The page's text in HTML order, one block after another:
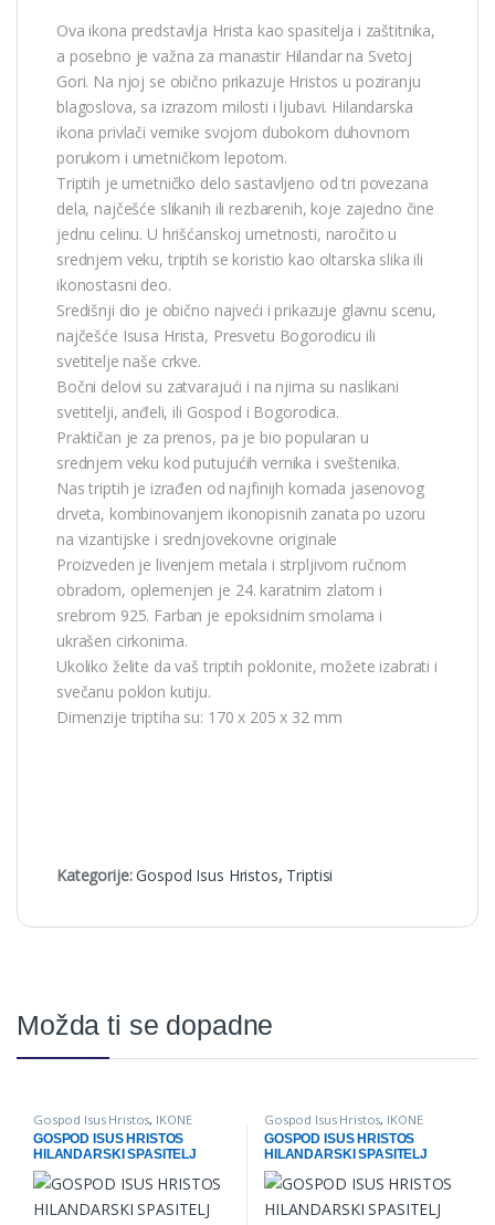
Ova ikona predstavlja Hrista kao spasitelja i zaštitnika,
a posebno je važna za manastir Hilandar na Svetoj
Gori. Na njoj se obično prikazuje Hristos u poziranju
blagoslova, sa izrazom milosti i ljubavi. Hilandarska
ikona privlači vernike svojom dubokom duhovnom
porukom i umetničkom lepotom.
Triptih je umetničko delo sastavljeno od tri povezana
dela, najčešće slikanih ili rezbarenih, koje zajedno čine
jednu celinu. U hrišćanskoj umetnosti, naročito u
srednjem veku, triptih se koristio kao oltarska slika ili
ikonostasni deo.
Središnji dio je obično najveći i prikazuje glavnu scenu,
najčešće Isusa Hrista, Presvetu Bogorodicu ili
svetitelje naše crkve.
Bočni delovi su zatvarajući i na njima su naslikani
svetitelji, anđeli, ili Gospod i Bogorodica.
Praktičan je za prenos, pa je bio popularan u
srednjem veku kod putujućih vernika i sveštenika.
Nas triptih je izrađen od najfinijh komada jasenovog
drveta, kombinovanjem ikonopisnih zanata po uzoru
na vizantijske i srednjovekovne originale
Proizveden je livenjem metala i strpljivom ručnom
obradom, oplemenjen je 24. karatnim zlatom i
srebrom 925. Farban je epoksidnim smolama i
ukrašen cirkonima.
Ukoliko želite da vaš triptih poklonite, možete izabrati i
svečanu poklon kutiju.
Dimenzije triptiha su: 170 x 205 x 32 mm
Kategorije:Gospod Isus Hristos, Triptisi
Možda ti se dopadne
Gospod Isus Hristos, IKONE
GOSPOD ISUS HRISTOS
HILANDARSKI SPASITELJ
Gospod Isus Hristos, IKONE
GOSPOD ISUS HRISTOS
HILANDARSKI SPASITELJ